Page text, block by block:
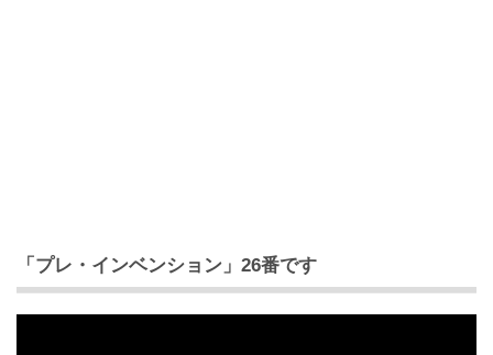
「プレ・インベンション」26番です